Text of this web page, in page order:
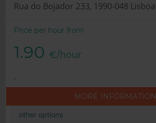
Rua do Bojador 233, 1990-048 Lisboa
Price per hour from
1.90 €/hour
.
MORE INFORMATION
other options